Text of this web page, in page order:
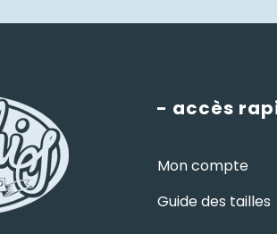
- accès
Mon compte
Guide des tailles